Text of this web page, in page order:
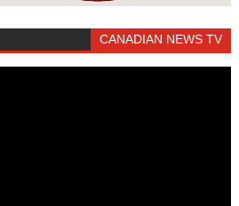
CANADIAN NEWS TV